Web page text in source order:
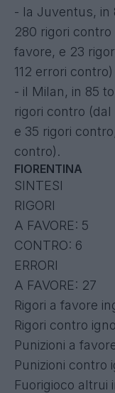
- la Juventus, in
280 rigori contro
favore, e 23
112 errori contro)
- il Milan, in 85
rigori contro (dal
e 35 rigori
contro).
FIORENTINA
SINTESI
RIGORI
A FAVORE: 5
CONTRO: 6
ERRORI
A FAVORE: 27
Rigori a favore
Rigori contro
Punizioni a
Punizioni contro
Fuorigioco altrui